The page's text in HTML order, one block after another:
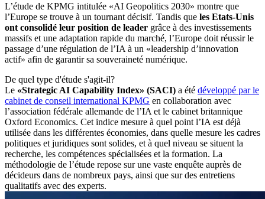
L’étude de KPMG intitulée «AI Geopolitics 2030» montre que
l’Europe se trouve à un tournant décisif. Tandis que les Etats-Unis
ont consolidé leur position de leader grâce à des investissements
massifs et une adaptation rapide du marché, l’Europe doit réussir le
passage d’une régulation de l’IA à un «leadership d’innovation
actif» afin de garantir sa souveraineté numérique.
De quel type d'étude s'agit-il?
Le «Strategic AI Capability Index» (SACI) a été développé par le
cabinet de conseil international KPMG en collaboration avec
l’association fédérale allemande de l’IA et le cabinet britannique
Oxford Economics. Cet indice mesure à quel point l’IA est déjà
utilisée dans les différentes économies, dans quelle mesure les cadres
politiques et juridiques sont solides, et à quel niveau se situent la
recherche, les compétences spécialisées et la formation. La
méthodologie de l’étude repose sur une vaste enquête auprès de
décideurs dans de nombreux pays, ainsi que sur des entretiens
qualitatifs avec des experts.